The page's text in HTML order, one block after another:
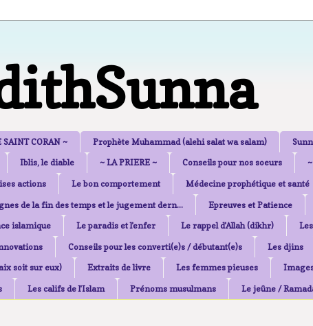
SAINT CORAN ~ Prophète Muhammad (alehi salat wa salam)
Iblis, le diable ~ LA PRIERE ~ Conseils pour nos soeurs
actions Le bon comportement Médecine prophétique et santé
de la fin des temps et le jugement dern... Epreuves et Patience
islamique Le paradis et l'enfer Le rappel d'Allah (dikhr)
Conseils pour les converti(e)s / débutant(e)s Les djins
soit sur eux) Extraits de livre Les femmes pieuses
Les califs de l'Islam Prénoms musulmans Le jeûne /